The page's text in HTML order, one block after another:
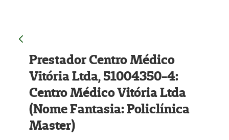
Prestador Centro Médico
Vitória Ltda, 51004350-4:
Centro Médico Vitória Ltda
(Nome Fantasia: Policlínica
Master)